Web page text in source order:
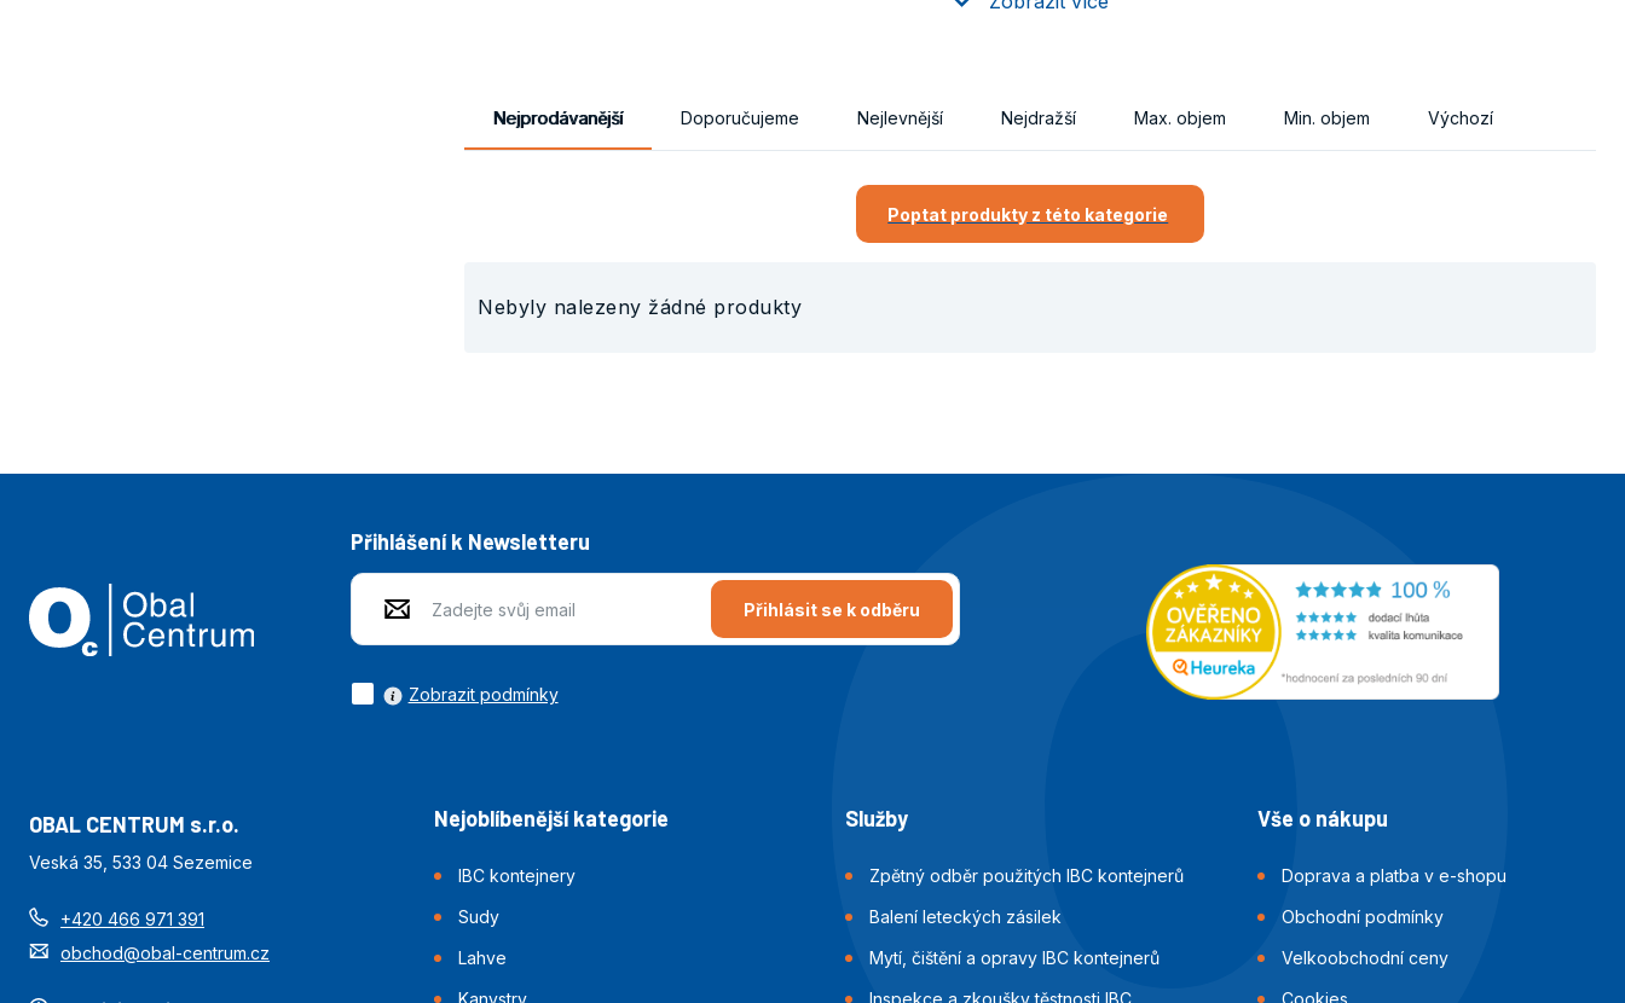
fólie fixuje zboží, fólie chrání proti vlhkosti nebo prachu fólie brání mechanickému poškození
fólie si zachovává tuhost a odolnost proti prasknutí i při teplotách zmrazování potravin (až do -70° C)
Nejprodávanější Doporučujeme Nejlevnější Nejdražší Max. objem Min. objem Výchozí
Poptat produkty z této kategorie
Nebyly nalezeny žádné produkty
Přihlášení k Newsletteru
Přihlásit se k odběru
Zobrazit podmínky
OBAL CENTRUM s.r.o.
Veská 35, 533 04 Sezemice
+420 466 971 391
obchod@obal-centrum.cz
Nejoblíbenější kategorie
IBC kontejnery
Sudy
Lahve
Služby
Zpětný odběr použitých IBC kontejnerů
Balení leteckých zásilek
Mytí, čištění a opravy IBC kontejnerů
Vše o nákupu
Doprava a platba v e-shopu
Obchodní podmínky
Velkoobchodní ceny